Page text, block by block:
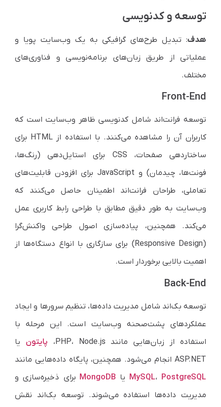
توسعه و کدنویسی
هدف: تبدیل طرح‌های گرافیکی به یک وب‌سایت پویا و
عملیاتی از طریق زبان‌های برنامه‌نویسی و فناوری‌های
مختلف.
Front-End
توسعه فرانت‌اند شامل کدنویسی ظاهر وب‌سایت است که
کاربران آن را مشاهده می‌کنند. با استفاده از HTML برای
ساختاردهی صفحات، CSS برای استایل‌دهی (رنگ‌ها،
فونت‌ها، چیدمان) و JavaScript برای افزودن قابلیت‌های
تعاملی، طراحان فرانت‌اند اطمینان حاصل می‌کنند که
وب‌سایت به طور دقیق مطابق با طراحی رابط کاربری عمل
می‌کند. همچنین، پیاده‌سازی اصول طراحی واکنش‌گرا
(Responsive Design) برای سازگاری با انواع دستگاه‌ها از
اهمیت بالایی برخوردار است.
Back-End
توسعه بک‌اند شامل مدیریت داده‌ها، تنظیم سرورها و ایجاد
عملکردهای پشت‌صحنه وب‌سایت است. این مرحله با
استفاده از زبان‌هایی مانند PHP، Node.js،
پایتون یا
ASP.NET انجام می‌شود. همچنین، پایگاه داده‌هایی مانند
MySQL، PostgreSQL یا MongoDB برای ذخیره‌سازی و
مدیریت داده‌ها استفاده می‌شوند. توسعه بک‌اند نقش